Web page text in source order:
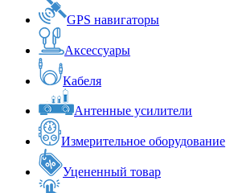
GPS навигаторы
Аксессуары
Кабеля
Антенные усилители
Измерительное оборудование
Уцененный товар